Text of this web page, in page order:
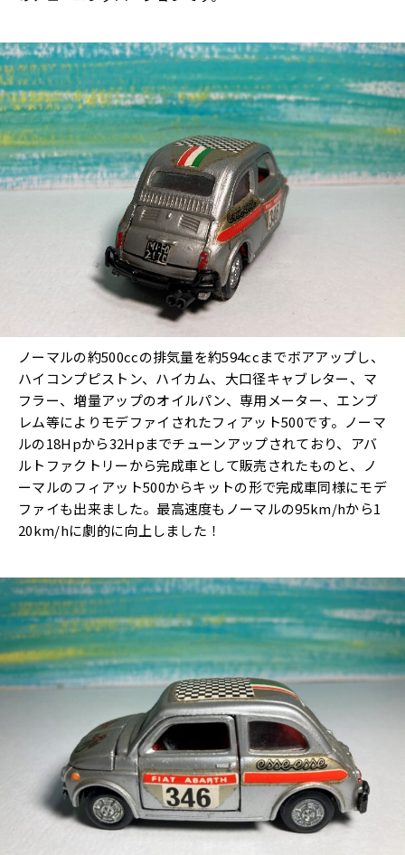
ノーマルの約500ccの排気量を約594ccまでボアアップし、
ハイコンプピストン、ハイカム、大口径キャブレター、マ
フラー、増量アップのオイルパン、専用メーター、エンブ
レム等によりモデファイされたフィアット500です。ノーマ
ルの18Hpから32Hpまでチューンアップされており、アバ
ルトファクトリーから完成車として販売されたものと、ノ
ーマルのフィアット500からキットの形で完成車同様にモデ
ファイも出来ました。最高速度もノーマルの95km/hから1
20km/hに劇的に向上しました！